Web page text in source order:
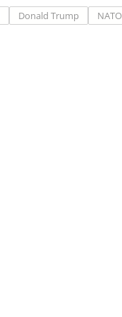
Donald Trump NATO